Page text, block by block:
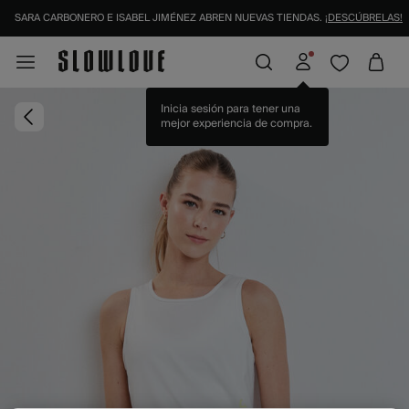
SARA CARBONERO E ISABEL JIMÉNEZ ABREN NUEVAS TIENDAS. ¡DESCÚBRELAS!
Inicia sesión para tener una
mejor experiencia de compra.